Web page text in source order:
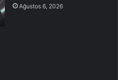
Ağustos 6, 2026